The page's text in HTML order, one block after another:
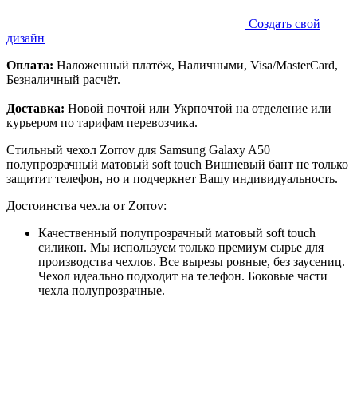
Создать свой
дизайн
Оплата: Наложенный платёж, Наличными, Visa/MasterCard,
Безналичный расчёт.
Доставка: Новой почтой или Укрпочтой на отделение или
курьером по тарифам перевозчика.
Стильный чехол Zorrov для Samsung Galaxy A50
полупрозрачный матовый soft touch Вишневый бант не только
защитит телефон, но и подчеркнет Вашу индивидуальность.
Достоинства чехла от Zorrov:
Качественный полупрозрачный матовый soft touch
силикон. Мы используем только премиум сырье для
производства чехлов. Все вырезы ровные, без заусениц.
Чехол идеально подходит на телефон. Боковые части
чехла полупрозрачные.